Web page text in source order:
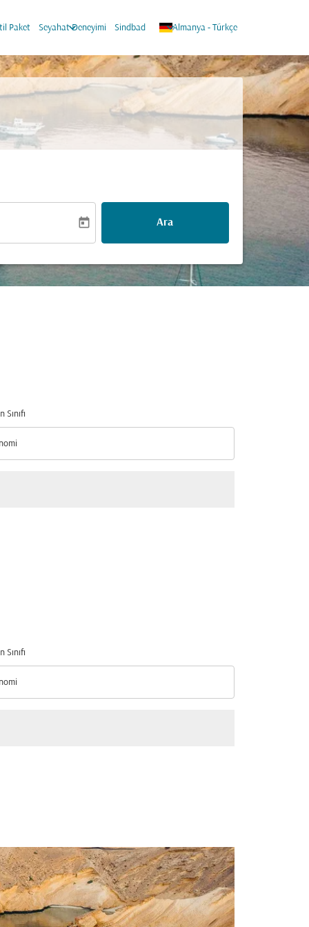
Paket Seyahat Deneyimi
keyboard_arrow_down Sindbad Almanya - Türkçe
keyboard_arrow_down
today Ara
Sınıfı
Sınıfı option Ekonomi Selected
Sınıfı
Sınıfı option Ekonomi Selected